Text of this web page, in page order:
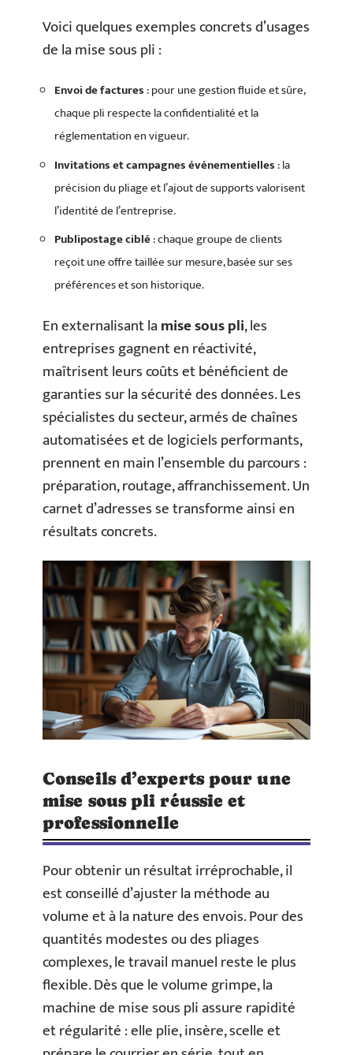
Voici quelques exemples concrets d’usages
de la mise sous pli :
Envoi de factures: pour une gestion fluide et sûre,
chaque pli respecte la confidentialité et la
réglementation en vigueur.
Invitations et campagnes événementielles: la
précision du pliage et l’ajout de supports valorisent
l’identité de l’entreprise.
Publipostage ciblé: chaque groupe de clients
reçoit une offre taillée sur mesure, basée sur ses
préférences et son historique.
En externalisant lamise sous pli, les
entreprises gagnent en réactivité,
maîtrisent leurs coûts et bénéficient de
garanties sur la sécurité des données. Les
spécialistes du secteur, armés de chaînes
automatisées et de logiciels performants,
prennent en main l’ensemble du parcours :
préparation, routage, affranchissement. Un
carnet d’adresses se transforme ainsi en
résultats concrets.
Conseils d’experts pour une
mise sous pli réussie et
professionnelle
Pour obtenir un résultat irréprochable, il
est conseillé d’ajuster la méthode au
volume et à la nature des envois. Pour des
quantités modestes ou des pliages
complexes, le travail manuel reste le plus
flexible. Dès que le volume grimpe, la
machine de mise sous pli assure rapidité
et régularité : elle plie, insère, scelle et